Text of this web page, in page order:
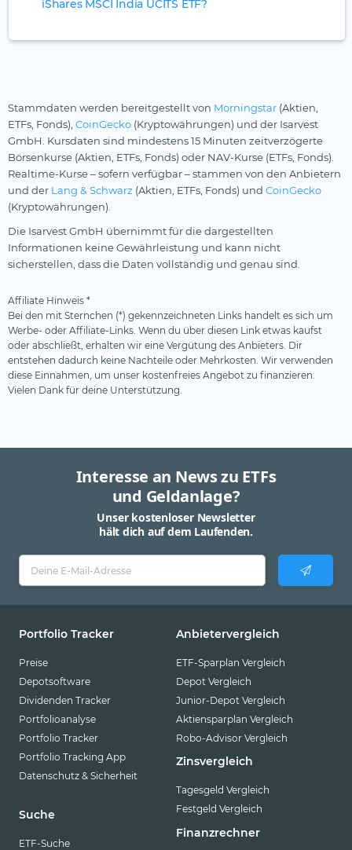
iShares MSCI India UCITS ETF?
Stammdaten werden bereitgestellt von Morningstar (Aktien,
ETFs, Fonds), CoinGecko (Kryptowährungen) und der Isarvest
GmbH. Kursdaten sind mindestens 15 Minuten zeitverzögerte
Börsenkurse (Aktien, ETFs, Fonds) oder NAV-Kurse (ETFs, Fonds).
Realtime-Kurse – sofern verfügbar – stammen von den Anbietern
und der Lang & Schwarz (Aktien, ETFs, Fonds) und CoinGecko
(Kryptowährungen).
Die Isarvest GmbH übernimmt für die dargestellten
Informationen keine Gewährleistung und kann nicht
sicherstellen, dass die Daten vollständig und genau sind.
Affiliate Hinweis *
Bei den mit Sternchen (*) gekennzeichneten Links handelt es sich um
Werbe- oder Affiliate-Links. Wenn du über diesen Link etwas kaufst
oder abschließt, erhalten wir eine Vergütung des Anbieters. Dir
entstehen dadurch keine Nachteile oder Mehrkosten. Wir verwenden
diese Einnahmen, um unser kostenfreies Angebot zu finanzieren.
Vielen Dank für deine Unterstützung.
Interesse an News zu ETFs
und Geldanlage?
Unser kostenloser Newsletter
hält dich auf dem Laufenden.
Portfolio Tracker
Preise
Depotsoftware
Dividenden Tracker
Portfolioanalyse
Portfolio Tracker
Portfolio Tracking App
Datenschutz & Sicherheit
Suche
ETF-Suche
Anbietervergleich
ETF-Sparplan Vergleich
Depot Vergleich
Junior-Depot Vergleich
Aktiensparplan Vergleich
Robo-Advisor Vergleich
Zinsvergleich
Tagesgeld Vergleich
Festgeld Vergleich
Finanzrechner